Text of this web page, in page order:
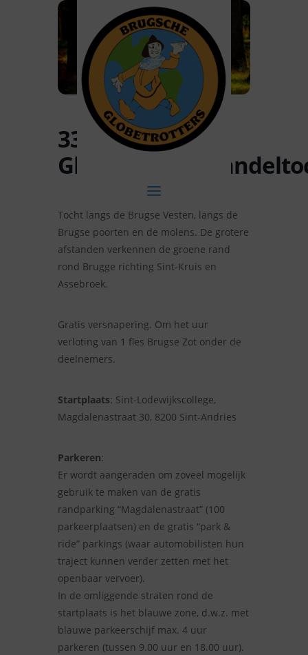
33ste
Tocht langs de Brugse Vesten, langs de
Brugse poorten en de molens. De grotere
afstanden verkennen de groene rand
rond Brugge richting Sint-Kruis en
Assebroek.
Gratis versnapering. Om het uur
verloting van 1 fles Brugse Zot onder de
deelnemers.
Startplaats: Sint-Lodewijkscollege,
Magdalenastraat 30, 8200 Sint-Andries
Parkeren:
Er wordt aangeraden om zoveel mogelijk
gebruik te maken van de gratis
randparking “Magdalenastraat” (100
parkeerplaatsen) en de gratis “park &
ride” parkings (waar automobilisten hun
traject kunnen verder zetten met het
openbaar vervoer).
In de omliggende straten rond de
startplaats is het blauwe zone, d.w.z. met
blauwe parkeerschijf max. 4 uur
parkeren (tussen 9.00 uur en 18.00 uur).